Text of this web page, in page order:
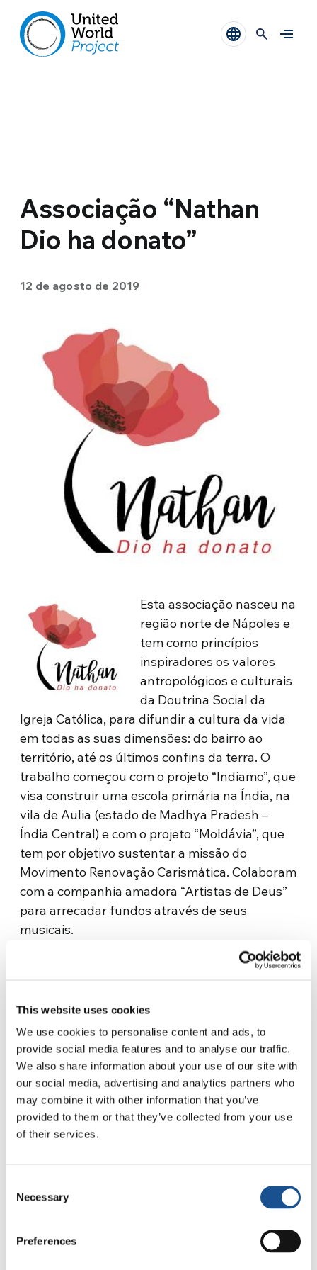
This website uses cookies
We use cookies to personalise content and ads, to
provide social media features and to analyse our traffic.
We also share information about your use of our site with
our social media, advertising and analytics partners who
may combine it with other information that you’ve
provided to them or that they’ve collected from your use
of their services.
Selection
Necessary
Preferences
Associação “Nathan
Dio ha donato”
12 de agosto de 2019
Esta associação nasceu na
região norte de Nápoles e
tem como princípios
inspiradores os valores
antropológicos e culturais
da Doutrina Social da
Igreja Católica, para difundir a cultura da vida
em todas as suas dimensões: do bairro ao
território, até os últimos confins da terra. O
trabalho começou com o projeto “Indiamo”, que
visa construir uma escola primária na Índia, na
vila de Aulia (estado de Madhya Pradesh –
Índia Central) e com o projeto “Moldávia”, que
tem por objetivo sustentar a missão do
Movimento Renovação Carismática. Colaboram
com a companhia amadora “Artistas de Deus”
para arrecadar fundos através de seus
musicais.
Associazione Nathan
E-mail:associazionenathan@gmail.com